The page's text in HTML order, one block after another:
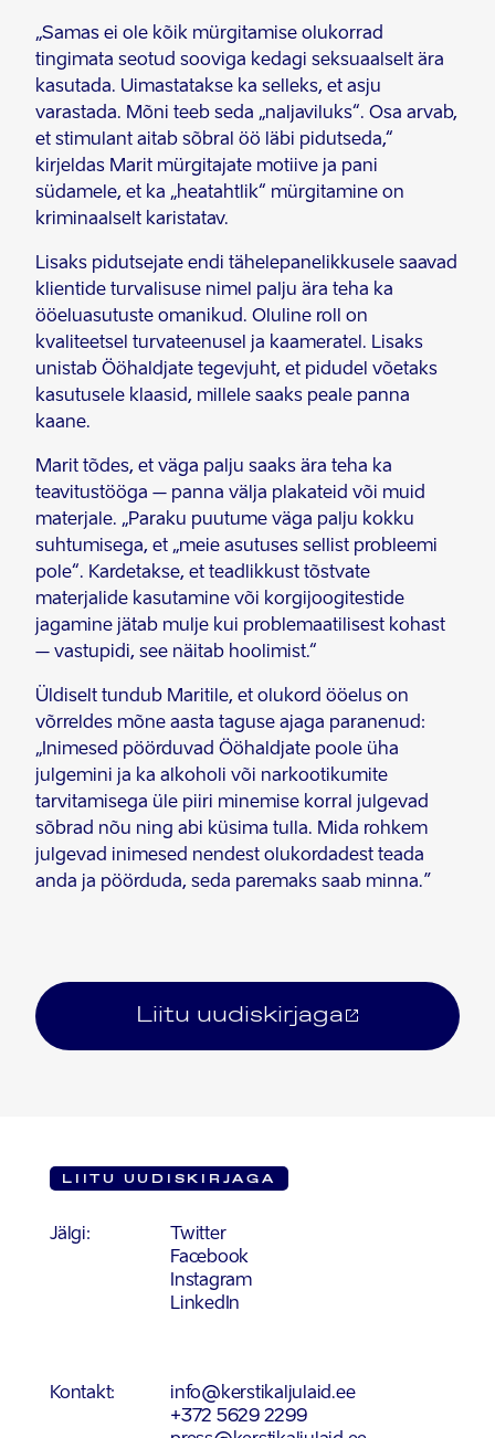
„Samas ei ole kõik mürgitamise olukorrad
tingimata seotud sooviga kedagi seksuaalselt ära
kasutada. Uimastatakse ka selleks, et asju
varastada. Mõni teeb seda „naljaviluks“. Osa arvab,
et stimulant aitab sõbral öö läbi pidutseda,“
kirjeldas Marit mürgitajate motiive ja pani
südamele, et ka „heatahtlik“ mürgitamine on
kriminaalselt karistatav.
Lisaks pidutsejate endi tähelepanelikkusele saavad
klientide turvalisuse nimel palju ära teha ka
ööeluasutuste omanikud. Oluline roll on
kvaliteetsel turvateenusel ja kaameratel. Lisaks
unistab Ööhaldjate tegevjuht, et pidudel võetaks
kasutusele klaasid, millele saaks peale panna
kaane.
Marit tõdes, et väga palju saaks ära teha ka
teavitustööga – panna välja plakateid või muid
materjale. „Paraku puutume väga palju kokku
suhtumisega, et „meie asutuses sellist probleemi
pole“. Kardetakse, et teadlikkust tõstvate
materjalide kasutamine või korgijoogitestide
jagamine jätab mulje kui problemaatilisest kohast
– vastupidi, see näitab hoolimist.“
Üldiselt tundub Maritile, et olukord ööelus on
võrreldes mõne aasta taguse ajaga paranenud:
„Inimesed pöörduvad Ööhaldjate poole üha
julgemini ja ka alkoholi või narkootikumite
tarvitamisega üle piiri minemise korral julgevad
sõbrad nõu ning abi küsima tulla. Mida rohkem
julgevad inimesed nendest olukordadest teada
anda ja pöörduda, seda paremaks saab minna.”
Liitu uudiskirjaga
LIITU UUDISKIRJAGA
Jälgi:
Twitter
Facebook
Instagram
LinkedIn
Kontakt:
info@kerstikaljulaid.ee
+372 5629 2299